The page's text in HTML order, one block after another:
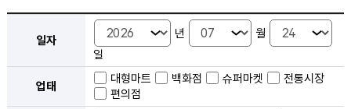
일자 년
월
일
업태
대형마트 백화점 슈퍼마켓
전통시장
편의점